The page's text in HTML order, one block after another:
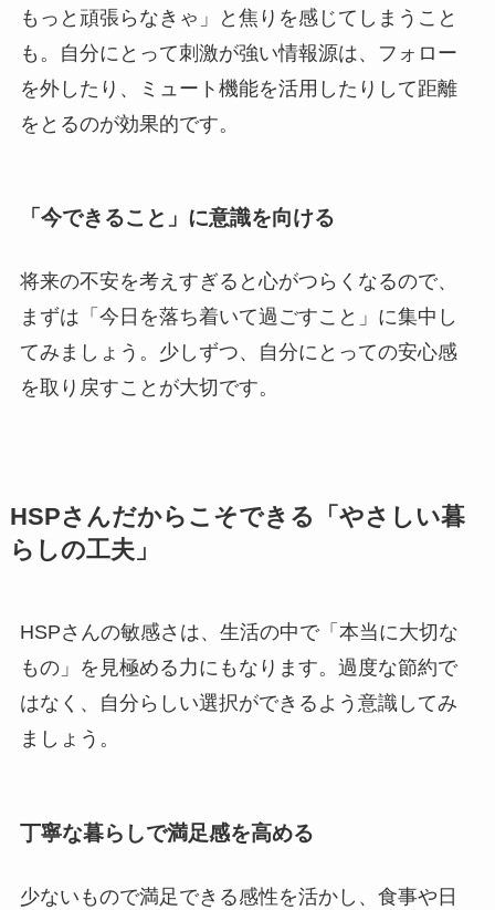
もっと頑張らなきゃ」と焦りを感じてしまうこと
も。自分にとって刺激が強い情報源は、フォロー
を外したり、ミュート機能を活用したりして距離
をとるのが効果的です。
「今できること」に意識を向ける
将来の不安を考えすぎると心がつらくなるので、
まずは「今日を落ち着いて過ごすこと」に集中し
てみましょう。少しずつ、自分にとっての安心感
を取り戻すことが大切です。
HSPさんだからこそできる「やさしい暮
らしの工夫」
HSPさんの敏感さは、生活の中で「本当に大切な
もの」を見極める力にもなります。過度な節約で
はなく、自分らしい選択ができるよう意識してみ
ましょう。
丁寧な暮らしで満足感を高める
少ないもので満足できる感性を活かし、食事や日